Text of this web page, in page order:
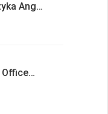
Ang…
Office…